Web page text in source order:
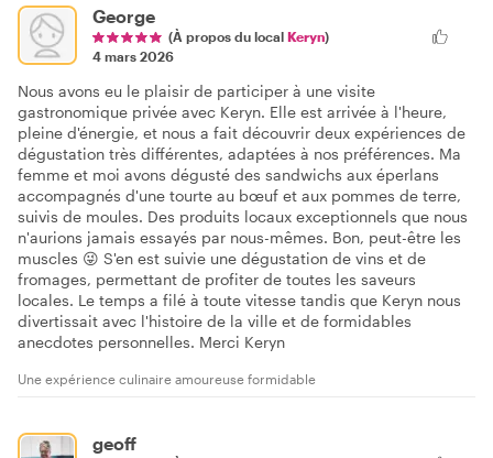
George
(À propos du local Keryn)
4 mars 2026
Nous avons eu le plaisir de participer à une visite
gastronomique privée avec Keryn. Elle est arrivée à l'heure,
pleine d'énergie, et nous a fait découvrir deux expériences de
dégustation très différentes, adaptées à nos préférences. Ma
femme et moi avons dégusté des sandwichs aux éperlans
accompagnés d'une tourte au bœuf et aux pommes de terre,
suivis de moules. Des produits locaux exceptionnels que nous
n'aurions jamais essayés par nous-mêmes. Bon, peut-être les
muscles 😜 S'en est suivie une dégustation de vins et de
fromages, permettant de profiter de toutes les saveurs
locales. Le temps a filé à toute vitesse tandis que Keryn nous
divertissait avec l'histoire de la ville et de formidables
anecdotes personnelles. Merci Keryn
Une expérience culinaire amoureuse formidable
geoff